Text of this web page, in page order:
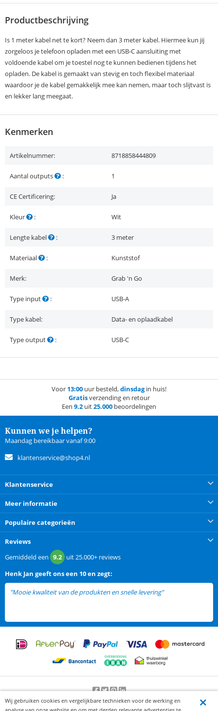
Productbeschrijving
Is 1 meter kabel net te kort? Neem dan 3 meter kabel. Hiermee kun jij
zorgeloos je telefoon opladen met een USB-C aansluiting met
voldoende kabel om je toestel nog te kunnen bedienen tijdens het
opladen. De kabel is gemaakt van stevig en toch flexibel materiaal
waardoor je de kabel gemakkelijk mee kan nemen, maar toch slijtvast is
en lekker lang meegaat.
Kenmerken
Artikelnummer: 8718858444809
Aantal outputs : 1
CE Certificering: Ja
Kleur : Wit
Lengte kabel : 3 meter
Materiaal : Kunststof
Merk: Grab 'n Go
Type input : USB-A
Type kabel: Data- en oplaadkabel
Type output : USB-C
Voor 13:00 uur besteld,dinsdagin huis!
Gratisverzending en retour
Een 9.2 uit25.000 beoordelingen
Kunnen we je helpen?
Maandag bereikbaar vanaf 9:00
klantenservice@shop4.nl
Klantenservice
Meer informatie
Populaire categorieën
Reviews
Gemiddeld een 9.2 uit25.000+ reviews
Henk Jan geeft ons een 10 en zegt:
"Mooie kwaliteit van de produkten en snelle levering"
Beoordeling door klanten:9.2/10-25000beoordelingen
Wij gebruiken cookies en vergelijkbare technieken voor de werking en